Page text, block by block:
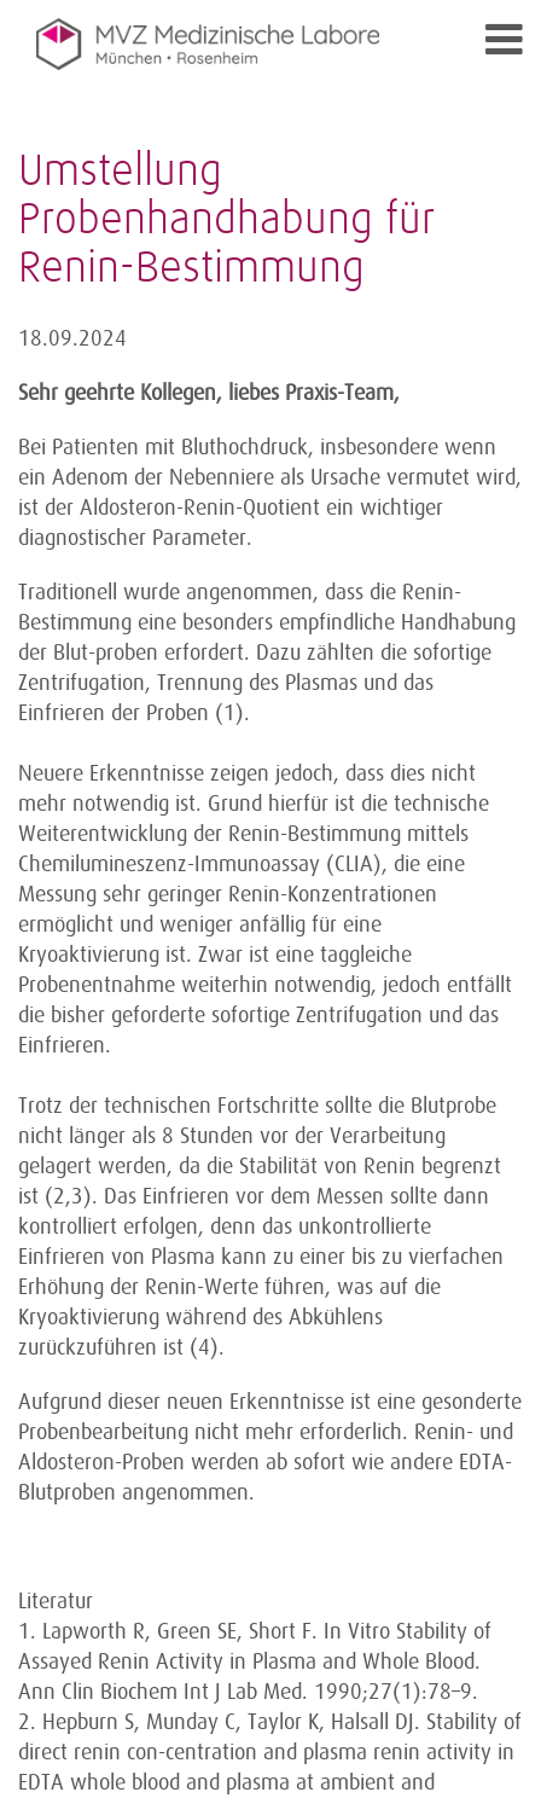
Umstellung
Probenhandhabung für
Renin-Bestimmung
18.09.2024
Sehr geehrte Kollegen, liebes Praxis-Team,
Bei Patienten mit Bluthochdruck, insbesondere wenn
ein Adenom der Nebenniere als Ursache vermutet wird,
ist der Aldosteron-Renin-Quotient ein wichtiger
diagnostischer Parameter.
Traditionell wurde angenommen, dass die Renin-
Bestimmung eine besonders empfindliche Handhabung
der Blut-proben erfordert. Dazu zählten die sofortige
Zentrifugation, Trennung des Plasmas und das
Einfrieren der Proben (1).
Neuere Erkenntnisse zeigen jedoch, dass dies nicht
mehr notwendig ist. Grund hierfür ist die technische
Weiterentwicklung der Renin-Bestimmung mittels
Chemilumineszenz-Immunoassay (CLIA), die eine
Messung sehr geringer Renin-Konzentrationen
ermöglicht und weniger anfällig für eine
Kryoaktivierung ist. Zwar ist eine taggleiche
Probenentnahme weiterhin notwendig, jedoch entfällt
die bisher geforderte sofortige Zentrifugation und das
Einfrieren.
Trotz der technischen Fortschritte sollte die Blutprobe
nicht länger als 8 Stunden vor der Verarbeitung
gelagert werden, da die Stabilität von Renin begrenzt
ist (2,3). Das Einfrieren vor dem Messen sollte dann
kontrolliert erfolgen, denn das unkontrollierte
Einfrieren von Plasma kann zu einer bis zu vierfachen
Erhöhung der Renin-Werte führen, was auf die
Kryoaktivierung während des Abkühlens
zurückzuführen ist (4).
Aufgrund dieser neuen Erkenntnisse ist eine gesonderte
Probenbearbeitung nicht mehr erforderlich. Renin- und
Aldosteron-Proben werden ab sofort wie andere EDTA-
Blutproben angenommen.
Literatur
1. Lapworth R, Green SE, Short F. In Vitro Stability of
Assayed Renin Activity in Plasma and Whole Blood.
Ann Clin Biochem Int J Lab Med. 1990;27(1):78–9.
2. Hepburn S, Munday C, Taylor K, Halsall DJ. Stability of
direct renin con-centration and plasma renin activity in
EDTA whole blood and plasma at ambient and